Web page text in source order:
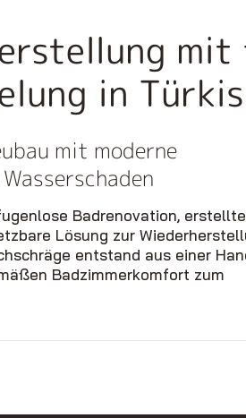
in Türkis
mit moderne
Badrenovation,
Lösung zur
entstand aus einer
Badzimmerkomfort zum